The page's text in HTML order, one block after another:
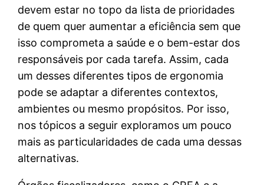
devem estar no topo da lista de prioridades
de quem quer aumentar a eficiência sem que
isso comprometa a saúde e o bem-estar dos
responsáveis por cada tarefa. Assim, cada
um desses diferentes tipos de ergonomia
pode se adaptar a diferentes contextos,
ambientes ou mesmo propósitos. Por isso,
nos tópicos a seguir exploramos um pouco
mais as particularidades de cada uma dessas
alternativas.